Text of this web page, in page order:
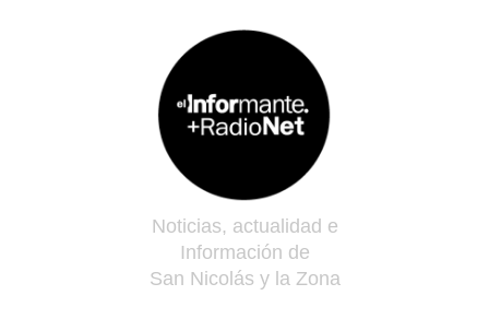
Noticias, actualidad e
Información de
San Nicolás y la Zona